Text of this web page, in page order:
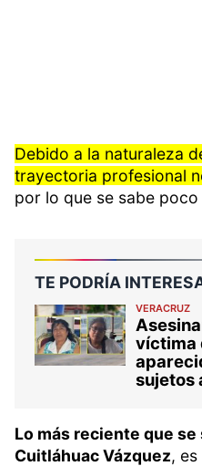
Debido a la naturaleza
trayectoria profesional
por lo que se sabe
TE PODRÍA
VERACRUZ
víctima
sujetos
Lo más reciente que
Cuitláhuac Vázquez,